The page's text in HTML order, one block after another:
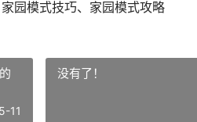
园模式技巧、家园模式攻略
11
没有了！